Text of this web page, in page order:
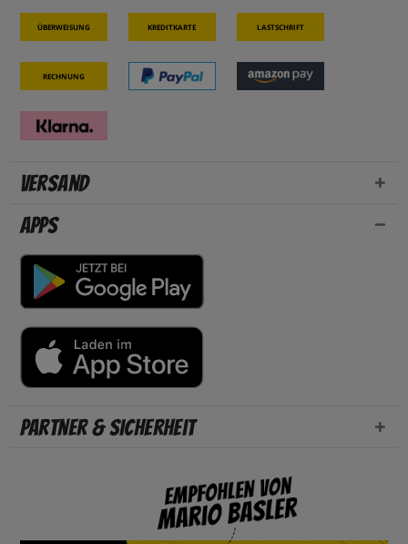
Überweisung Kreditkarte Lastschrift
Rechnung
Versand
Apps
Partner & Sicherheit